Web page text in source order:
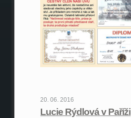
20. 06. 2016
Lucie Rýdlová v Paříži